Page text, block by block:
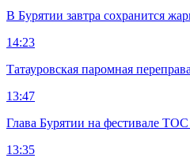
В Бурятии завтра сохранится
14:23
Татауровская паромная
13:47
Глава Бурятии на фестивале ТОС
13:35